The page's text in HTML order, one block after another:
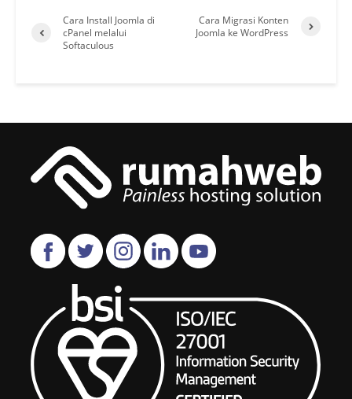
Cara Install Joomla di
cPanel melalui
Softaculous
Cara Migrasi Konten
Joomla ke WordPress